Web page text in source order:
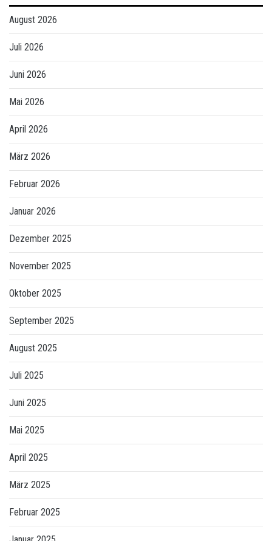
August 2026
Juli 2026
Juni 2026
Mai 2026
April 2026
März 2026
Februar 2026
Januar 2026
Dezember 2025
November 2025
Oktober 2025
September 2025
August 2025
Juli 2025
Juni 2025
Mai 2025
April 2025
März 2025
Februar 2025